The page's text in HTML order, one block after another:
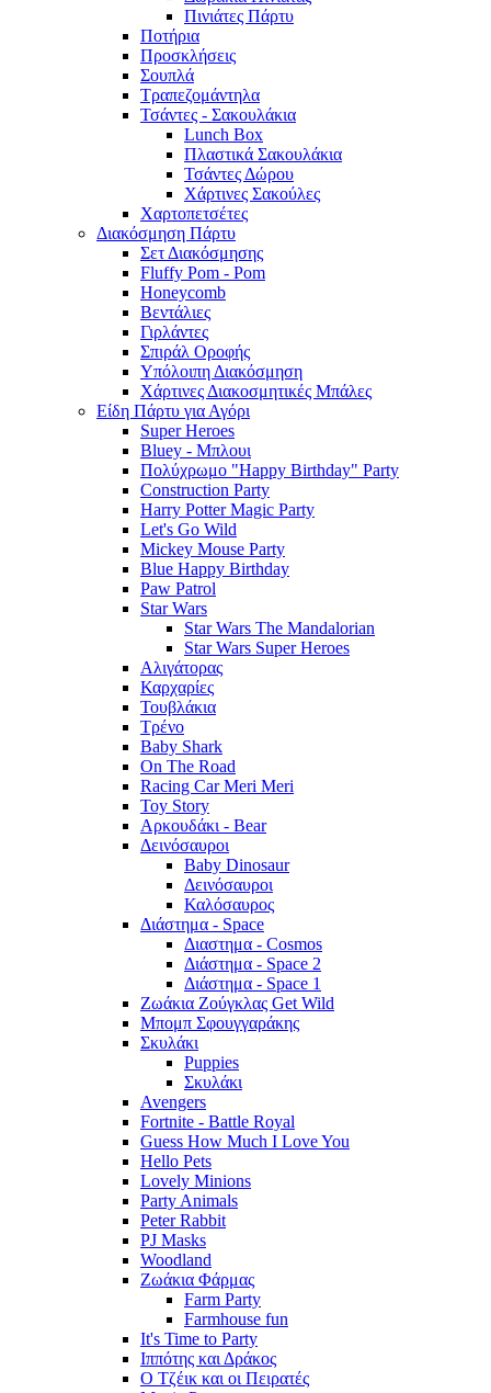
Πινιάτες Πάρτυ
Ποτήρια
Προσκλήσεις
Σουπλά
Τραπεζομάντηλα
Τσάντες - Σακουλάκια
Lunch Box
Πλαστικά Σακουλάκια
Τσάντες Δώρου
Χάρτινες Σακούλες
Χαρτοπετσέτες
Διακόσμηση Πάρτυ
Σετ Διακόσμησης
Fluffy Pom - Pom
Honeycomb
Βεντάλιες
Γιρλάντες
Σπιράλ Οροφής
Υπόλοιπη Διακόσμηση
Χάρτινες Διακοσμητικές Μπάλες
Είδη Πάρτυ για Αγόρι
Super Heroes
Bluey - Μπλουι
Πολύχρωμο "Happy Birthday" Party
Construction Party
Harry Potter Magic Party
Let's Go Wild
Mickey Mouse Party
Blue Happy Birthday
Paw Patrol
Star Wars
Star Wars The Mandalorian
Star Wars Super Heroes
Αλιγάτορας
Καρχαρίες
Τουβλάκια
Τρένο
Baby Shark
On The Road
Racing Car Meri Meri
Toy Story
Αρκουδάκι - Bear
Δεινόσαυροι
Baby Dinosaur
Δεινόσαυροι
Καλόσαυρος
Διάστημα - Space
Διαστημα - Cosmos
Διάστημα - Space 2
Διάστημα - Space 1
Ζωάκια Ζούγκλας Get Wild
Μπομπ Σφουγγαράκης
Σκυλάκι
Puppies
Σκυλάκι
Avengers
Fortnite - Battle Royal
Guess How Much I Love You
Hello Pets
Lovely Minions
Party Animals
Peter Rabbit
PJ Masks
Woodland
Ζωάκια Φάρμας
Farm Party
Farmhouse fun
It's Time to Party
Ιππότης και Δράκος
Ο Τζέικ και οι Πειρατές